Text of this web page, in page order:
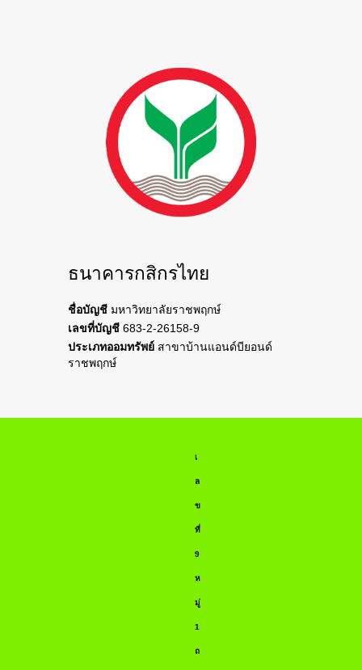
ธนาคารกสิกรไทย
ชื่อบัญชี มหาวิทยาลัยราชพฤกษ์
เลขที่บัญชี 683-2-26158-9
ประเภทออมทรัพย์ สาขาบ้านแอนด์บียอนด์
ราชพฤกษ์
เ
ล
ข
ที่
9
ห
มู่
1
ถ